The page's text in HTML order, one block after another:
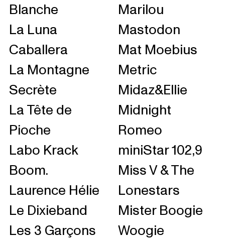
Blanche
La Luna
Caballera
La Montagne
Secrète
La Tête de
Pioche
Labo Krack
Boom.
Laurence Hélie
Le Dixieband
Les 3 Garçons
Marilou
Mastodon
Mat Moebius
Metric
Midaz&Ellie
Midnight
Romeo
miniStar 102,9
Miss V & The
Lonestars
Mister Boogie
Woogie